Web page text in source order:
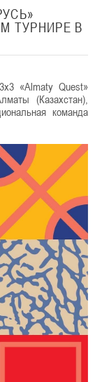
ТУРНИРЕ В
«Almaty Quest»
(Казахстан),
команда